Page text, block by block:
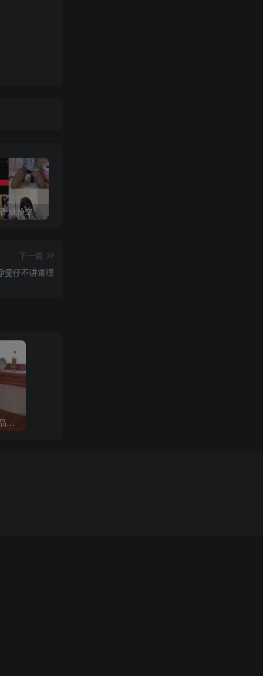
抖音 一只香 铁粉空间 NO.010期 【18P8V】最新至：2025.3.3
下一篇
雯仔不讲道理
B站「奶酪芝士味雪糍」作品高质量备份打包